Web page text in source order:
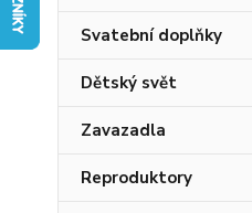
Svatební doplňky
Dětský svět
Zavazadla
Reproduktory